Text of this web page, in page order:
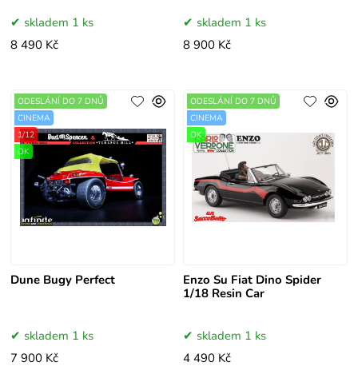
skladem 1 ks
8 490 Kč
skladem 1 ks
8 900 Kč
Dune Bugy Perfect
ODESLÁNÍ DO 7 DNŮ
CINEMA
1/12
OK
skladem 1 ks
7 900 Kč
Enzo Su Fiat Dino Spider
1/18 Resin Car
ODESLÁNÍ DO 7 DNŮ
CINEMA
OK
skladem 1 ks
4 490 Kč